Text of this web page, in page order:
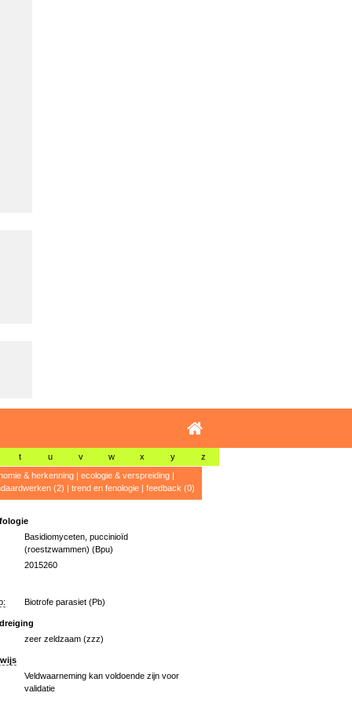
t u v w x y z
& herkenning| ecologie & verspreiding|
(2) | trend en fenologie| feedback (0)
Basidiomyceten, puccinioïd
(roestzwammen) (Bpu)
2015260
Biotrofe parasiet (Pb)
zeer zeldzaam (zzz)
Veldwaarneming kan voldoende zijn voor
validatie